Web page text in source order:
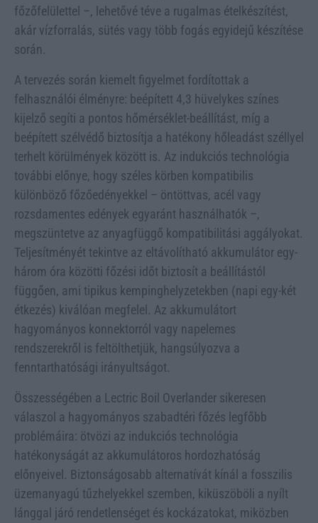
főzőfelülettel –, lehetővé téve a rugalmas ételkészítést,
akár vízforralás, sütés vagy több fogás egyidejű készítése
során.
A tervezés során kiemelt figyelmet fordítottak a
felhasználói élményre: beépített 4,3 hüvelykes színes
kijelző segíti a pontos hőmérséklet-beállítást, míg a
beépített szélvédő biztosítja a hatékony hőleadást széllyel
terhelt körülmények között is. Az indukciós technológia
további előnye, hogy széles körben kompatibilis
különböző főzőedényekkel – öntöttvas, acél vagy
rozsdamentes edények egyaránt használhatók –,
megszüntetve az anyagfüggő kompatibilitási aggályokat.
Teljesítményét tekintve az eltávolítható akkumulátor egy-
három óra közötti főzési időt biztosít a beállítástól
függően, ami tipikus kempinghelyzetekben (napi egy-két
étkezés) kiválóan megfelel. Az akkumulátort
hagyományos konnektorról vagy napelemes
rendszerekről is feltölthetjük, hangsúlyozva a
fenntarthatósági irányultságot.
Összességében a Lectric Boil Overlander sikeresen
válaszol a hagyományos szabadtéri főzés legfőbb
problémáira: ötvözi az indukciós technológia
hatékonyságát az akkumulátoros hordozhatóság
előnyeivel. Biztonságosabb alternatívát kínál a fosszilis
üzemanyagú tűzhelyekkel szemben, kiküszöböli a nyílt
lánggal járó rendetlenséget és kockázatokat, miközben